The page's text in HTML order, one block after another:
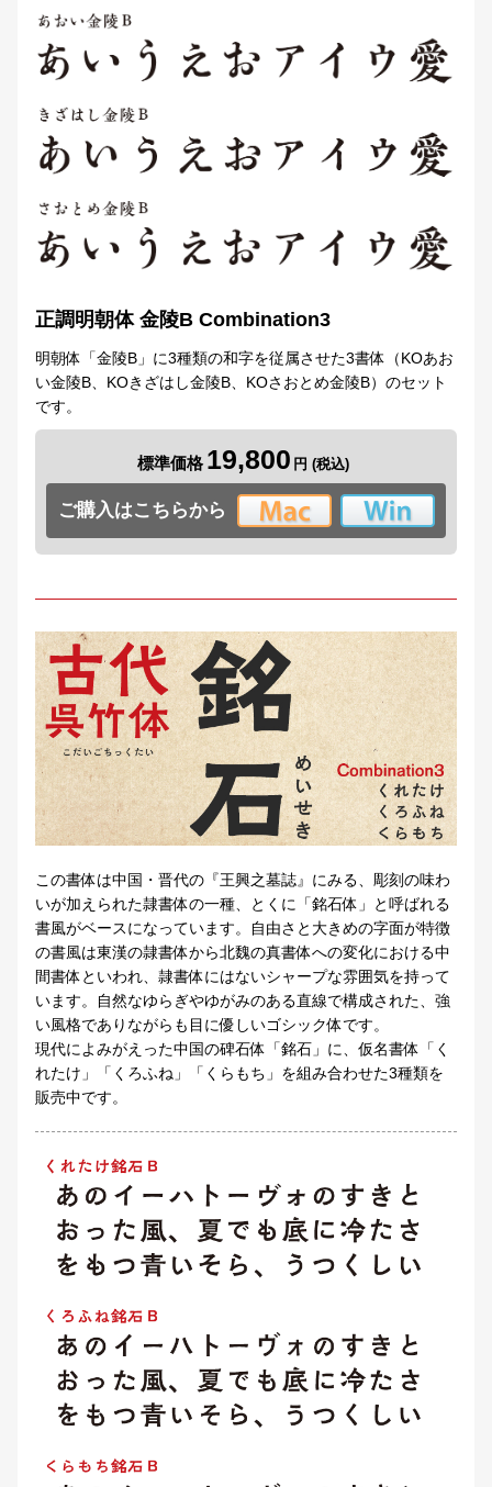
正調明朝体 金陵B Combination3
明朝体「金陵B」に3種類の和字を従属させた3書体（KOあお
い金陵B、KOきざはし金陵B、KOさおとめ金陵B）のセット
です。
標準価格 19,800
ご購入はこちらから
この書体は中国・晋代の『王興之墓誌』にみる、彫刻の味わ
いが加えられた隷書体の一種、とくに「銘石体」と呼ばれる
書風がベースになっています。自由さと大きめの字面が特徴
の書風は東漢の隷書体から北魏の真書体への変化における中
間書体といわれ、隷書体にはないシャープな雰囲気を持って
います。自然なゆらぎやゆがみのある直線で構成された、強
い風格でありながらも目に優しいゴシック体です。
現代によみがえった中国の碑石体「銘石」に、仮名書体「く
れたけ」「くろふね」「くらもち」を組み合わせた3種類を
販売中です。